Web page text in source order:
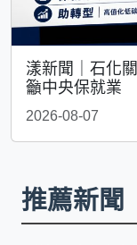
漾新聞｜石化
籲中央保就業
2026-08-07
推薦新聞